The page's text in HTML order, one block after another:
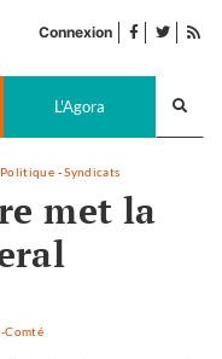
Connexion facebook
twitter
L'Agora
Politique -Syndicats
met la
Comté